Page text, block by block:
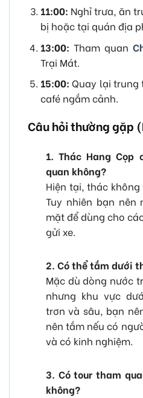
11:00: Nghỉ trưa, ăn
bị hoặc tại quán địa
13:00: Tham quan
Trại Mát.
15:00: Quay lại trung
café ngắm cảnh.
Câu hỏi thường gặp
1. Thác Hang
quan không?
Hiện tại, thác
Tuy nhiên bạn nên
mặt để dùng cho
gửi xe.
2. Có thể tắm dưới
Mặc dù dòng nước
nhưng khu vực
trơn và sâu, bạn
nên tắm nếu có
và có kinh nghiệm.
3. Có tour tham
không?